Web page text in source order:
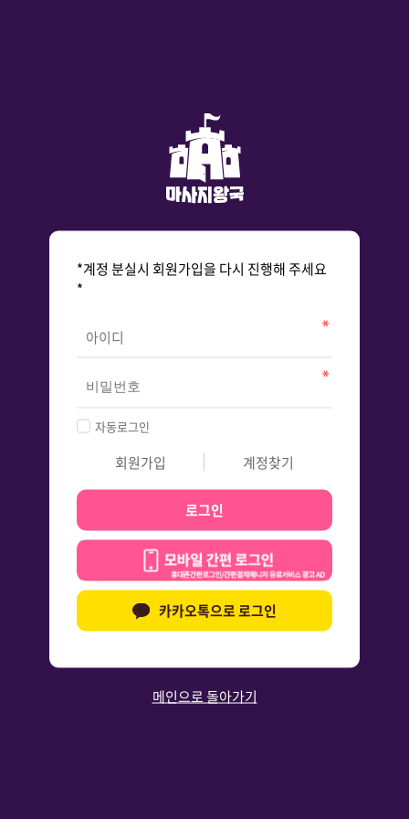
*계정 분실시 회원가입을 다시 진행해 주세요
*
자동로그인
회원가입 계정찾기
로그인
카카오톡으로 로그인
메인으로 돌아가기